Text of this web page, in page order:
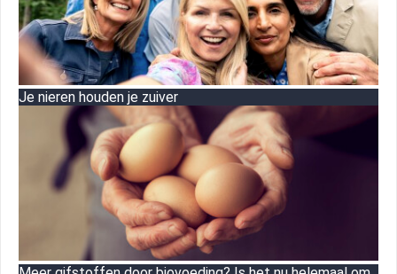
Je nieren houden je zuiver